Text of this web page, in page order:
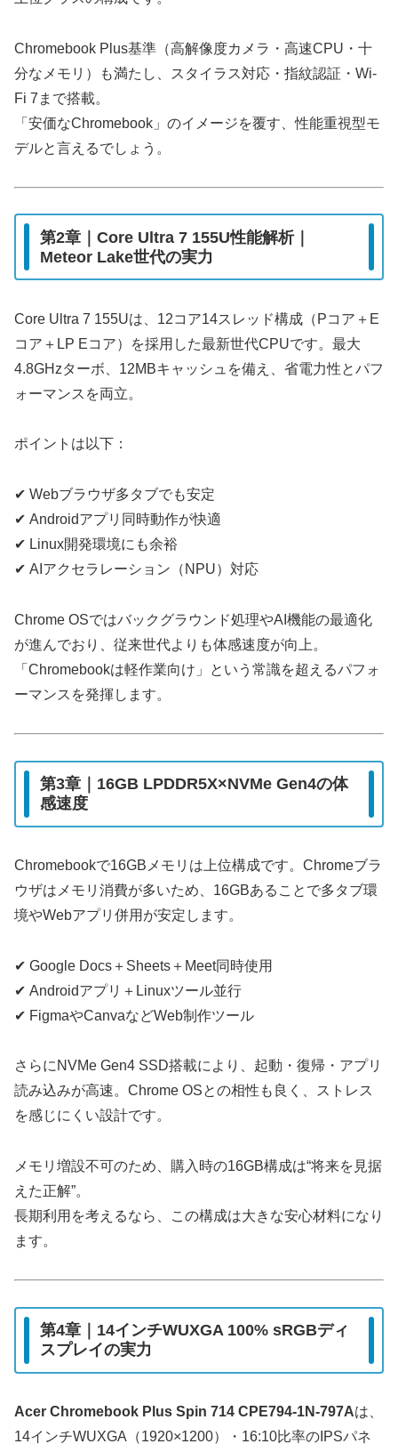
Chromebook Plus基準（高解像度カメラ・高速CPU・十
分なメモリ）も満たし、スタイラス対応・指紋認証・Wi-
Fi 7まで搭載。
「安価なChromebook」のイメージを覆す、性能重視型モ
デルと言えるでしょう。
第2章｜Core Ultra 7 155U性能解析｜
Meteor Lake世代の実力
Core Ultra 7 155Uは、12コア14スレッド構成（Pコア＋E
コア＋LP Eコア）を採用した最新世代CPUです。最大
4.8GHzターボ、12MBキャッシュを備え、省電力性とパフ
ォーマンスを両立。
ポイントは以下：
✔ Webブラウザ多タブでも安定
✔ Androidアプリ同時動作が快適
✔ Linux開発環境にも余裕
✔ AIアクセラレーション（NPU）対応
Chrome OSではバックグラウンド処理やAI機能の最適化
が進んでおり、従来世代よりも体感速度が向上。
「Chromebookは軽作業向け」という常識を超えるパフォ
ーマンスを発揮します。
第3章｜16GB LPDDR5X×NVMe Gen4の体
感速度
Chromebookで16GBメモリは上位構成です。Chromeブラ
ウザはメモリ消費が多いため、16GBあることで多タブ環
境やWebアプリ併用が安定します。
✔ Google Docs＋Sheets＋Meet同時使用
✔ Androidアプリ＋Linuxツール並行
✔ FigmaやCanvaなどWeb制作ツール
さらにNVMe Gen4 SSD搭載により、起動・復帰・アプリ
読み込みが高速。Chrome OSとの相性も良く、ストレス
を感じにくい設計です。
メモリ増設不可のため、購入時の16GB構成は“将来を見据
えた正解”。
長期利用を考えるなら、この構成は大きな安心材料になり
ます。
第4章｜14インチWUXGA 100% sRGBディ
スプレイの実力
Acer Chromebook Plus Spin 714 CPE794-1N-797Aは、
14インチWUXGA（1920×1200）・16:10比率のIPSパネ